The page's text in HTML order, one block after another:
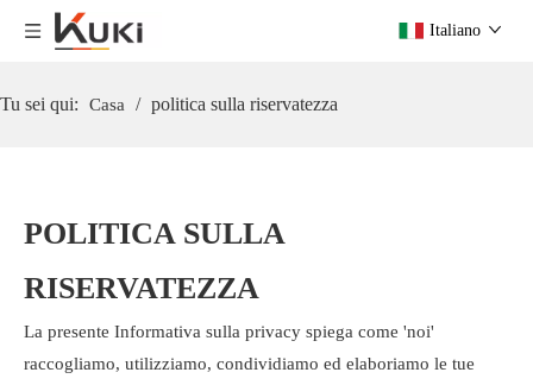
Italiano
Tu sei qui: Casa / politica sulla riservatezza
POLITICA SULLA
RISERVATEZZA
La presente Informativa sulla privacy spiega come 'noi'
raccogliamo, utilizziamo, condividiamo ed elaboriamo le tue